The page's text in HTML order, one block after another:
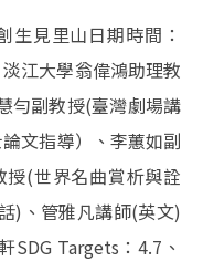
江大學翁偉鴻助理教
勻副教授(臺灣劇場講
文指導）、李蕙如副
(世界名曲賞析與詮
)、管雅凡講師(英文)
Targets：4.7、